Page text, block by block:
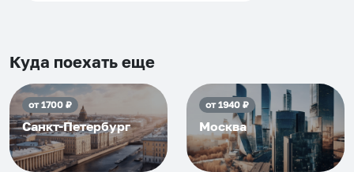
приезжать еще...
Куда поехать еще
от1700₽
Санкт-Петербург
от1940₽
Москва